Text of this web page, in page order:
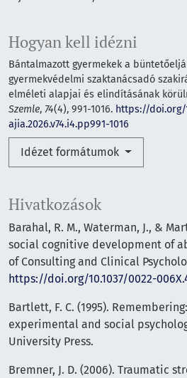
Hogyan kell idézni
Bántalmazott gyermekek a
gyermekvédelmi szaktanácsadó
elméleti alapjai és elindításának
Szemle, 74(4), 991-1016. https://doi.org/
ajia.2026.v74.i4.pp991-1016
Idézet formátumok
Hivatkozások
Barahal, R. M., Waterman, J., &
social cognitive development of
of Consulting and Clinical
https://doi.org/10.1037/0022-
Bartlett, F. C. (1995).
experimental and social
University Press.
Bremner, J. D. (2006). Traumatic